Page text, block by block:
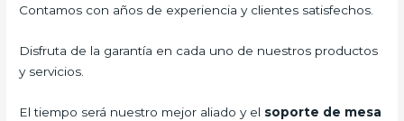
Contamos con años de experiencia y clientes satisfechos.
Disfruta de la garantía en cada uno de nuestros productos
y servicios.
El tiempo será nuestro mejor aliado y el soporte de mesa